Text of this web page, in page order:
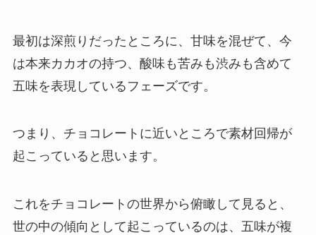
最初は深煎りだったところに、甘味を混ぜて、今
は本来カカオの持つ、酸味も苦みも渋みも含めて
五味を表現しているフェーズです。
つまり、チョコレートに近いところで素材回帰が
起こっていると思います。
これをチョコレートの世界から俯瞰して見ると、
世の中の傾向として起こっているのは、五味が複